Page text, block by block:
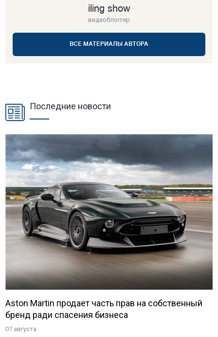
iling show
видеоблоггер
ВСЕ МАТЕРИАЛЫ АВТОРА
Последние новости
Aston Martin продает часть прав на собственный
бренд ради спасения бизнеса
07 августа